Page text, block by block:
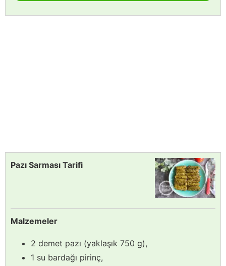
Pazı Sarması Tarifi
Malzemeler
2 demet pazı (yaklaşık 750 g),
1 su bardağı pirinç,